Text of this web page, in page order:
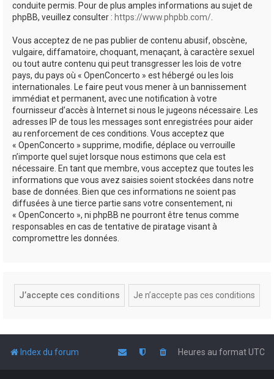
conduite permis. Pour de plus amples informations au sujet de
phpBB, veuillez consulter : https://www.phpbb.com/.
Vous acceptez de ne pas publier de contenu abusif, obscène,
vulgaire, diffamatoire, choquant, menaçant, à caractère sexuel
ou tout autre contenu qui peut transgresser les lois de votre
pays, du pays où « OpenConcerto » est hébergé ou les lois
internationales. Le faire peut vous mener à un bannissement
immédiat et permanent, avec une notification à votre
fournisseur d’accès à Internet si nous le jugeons nécessaire. Les
adresses IP de tous les messages sont enregistrées pour aider
au renforcement de ces conditions. Vous acceptez que
« OpenConcerto » supprime, modifie, déplace ou verrouille
n’importe quel sujet lorsque nous estimons que cela est
nécessaire. En tant que membre, vous acceptez que toutes les
informations que vous avez saisies soient stockées dans notre
base de données. Bien que ces informations ne soient pas
diffusées à une tierce partie sans votre consentement, ni
« OpenConcerto », ni phpBB ne pourront être tenus comme
responsables en cas de tentative de piratage visant à
compromettre les données.
Index du forum Heures au formatUTC